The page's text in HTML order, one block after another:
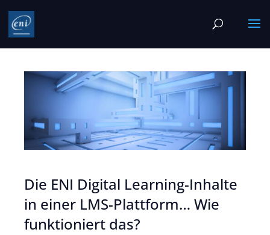
Die ENI Digital Learning-Inhalte
in einer LMS-Plattform… Wie
funktioniert das?